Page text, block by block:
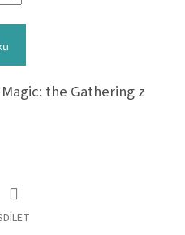
the Gathering z